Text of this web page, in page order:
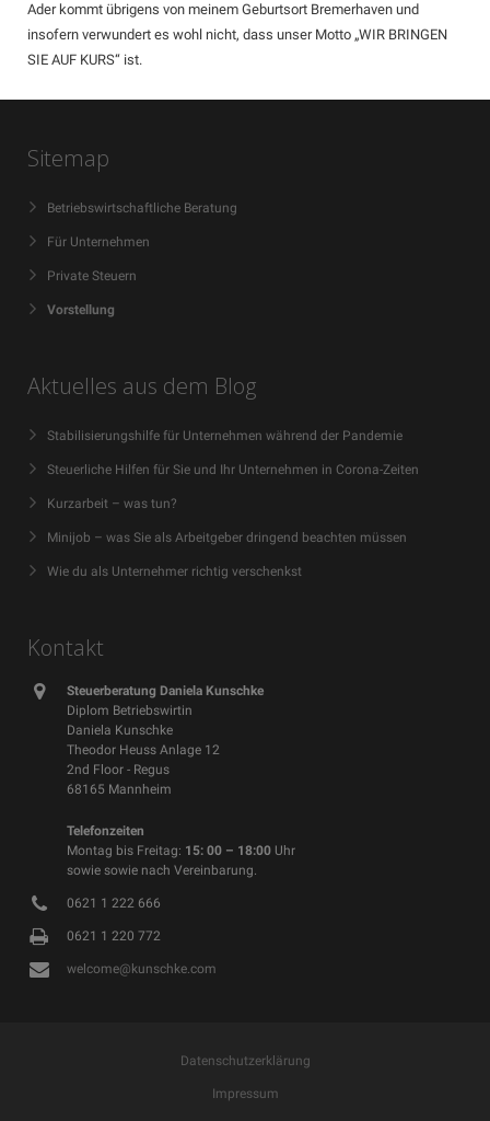
Ader kommt übrigens von meinem Geburtsort Bremerhaven und
insofern verwundert es wohl nicht, dass unser Motto „WIR BRINGEN
SIE AUF KURS“ ist.
Sitemap
Betriebswirtschaftliche Beratung
Für Unternehmen
Private Steuern
Vorstellung
Aktuelles aus dem Blog
Stabilisierungshilfe für Unternehmen während der Pandemie
Steuerliche Hilfen für Sie und Ihr Unternehmen in Corona-Zeiten
Kurzarbeit – was tun?
Minijob – was Sie als Arbeitgeber dringend beachten müssen
Wie du als Unternehmer richtig verschenkst
Kontakt
Steuerberatung Daniela Kunschke
Diplom Betriebswirtin
Daniela Kunschke
Theodor Heuss Anlage 12
2nd Floor - Regus
68165 Mannheim
Telefonzeiten
Montag bis Freitag: 15: 00 – 18:00 Uhr
sowie sowie nach Vereinbarung.
0621 1 222 666
0621 1 220 772
welcome@kunschke.com
Datenschutzerklärung
Impressum